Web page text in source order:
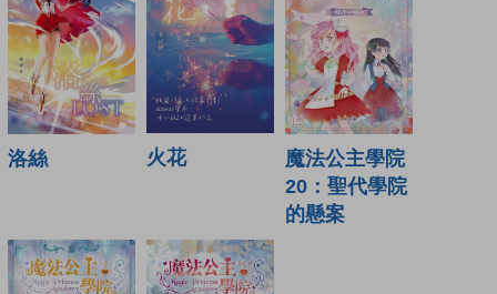
洛絲 火花
魔法公主學院
20：聖代學院
的懸案